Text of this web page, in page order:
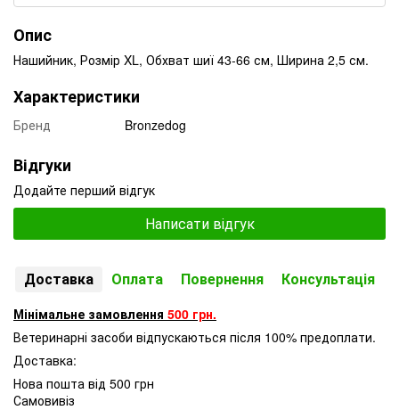
Опис
Нашийник, Розмір XL, Обхват шиї 43-66 см, Ширина 2,5 см.
Характеристики
Бренд Bronzedog
Відгуки
Додайте перший відгук
Написати відгук
Доставка Оплата Повернення Консультація
Мінімальне замовлення 500 грн.
Ветеринарні засоби відпускаються після 100% предоплати.
Доставка:
Нова пошта від 500 грн
Самовивіз